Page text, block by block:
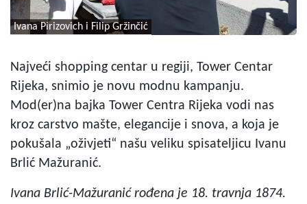
Ivana Pirizovich i Filip Gržinčić
Najveći shopping centar u regiji, Tower Centar
Rijeka, snimio je novu modnu kampanju.
Mod(er)na bajka Tower Centra Rijeka vodi nas
kroz carstvo mašte, elegancije i snova, a koja je
pokušala „oživjeti“ našu veliku spisateljicu Ivanu
Brlić Mažuranić.
Ivana Brlić-Mažuranić rođena je 18. travnja 1874.